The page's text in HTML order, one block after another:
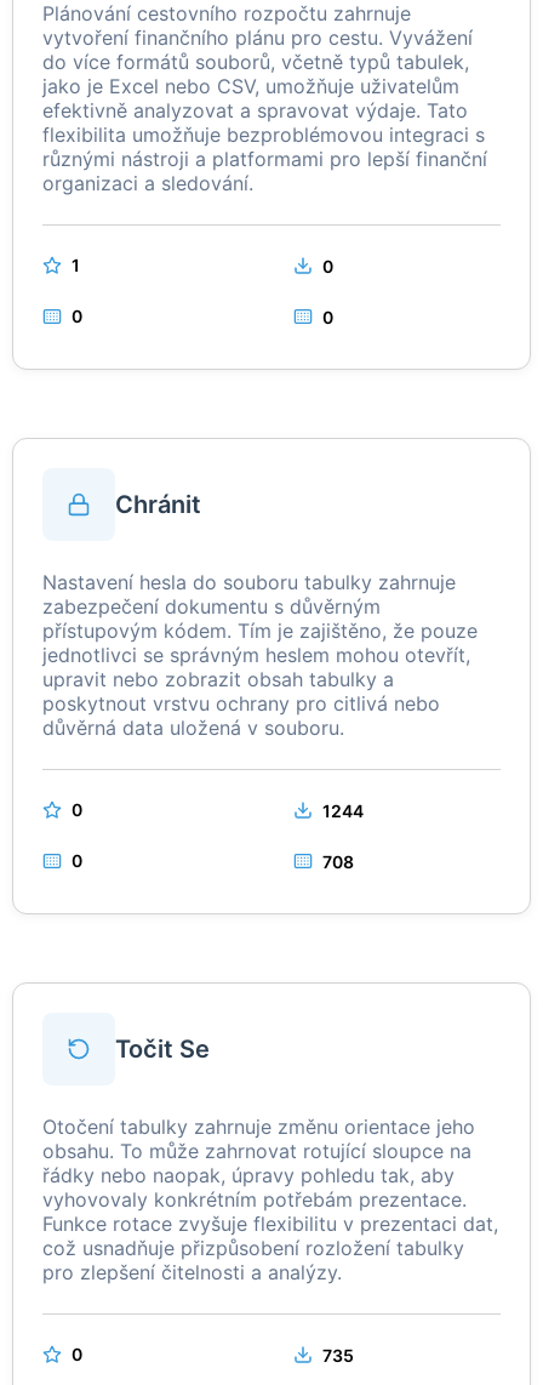
Plánování cestovního rozpočtu zahrnuje
vytvoření finančního plánu pro cestu. Vyvážení
do více formátů souborů, včetně typů tabulek,
jako je Excel nebo CSV, umožňuje uživatelům
efektivně analyzovat a spravovat výdaje. Tato
flexibilita umožňuje bezproblémovou integraci s
různými nástroji a platformami pro lepší finanční
organizaci a sledování.
1
0
0
0
Chránit
Nastavení hesla do souboru tabulky zahrnuje
zabezpečení dokumentu s důvěrným
přístupovým kódem. Tím je zajištěno, že pouze
jednotlivci se správným heslem mohou otevřít,
upravit nebo zobrazit obsah tabulky a
poskytnout vrstvu ochrany pro citlivá nebo
důvěrná data uložená v souboru.
0
0
1244
708
Točit Se
Otočení tabulky zahrnuje změnu orientace jeho
obsahu. To může zahrnovat rotující sloupce na
řádky nebo naopak, úpravy pohledu tak, aby
vyhovovaly konkrétním potřebám prezentace.
Funkce rotace zvyšuje flexibilitu v prezentaci dat,
což usnadňuje přizpůsobení rozložení tabulky
pro zlepšení čitelnosti a analýzy.
0 735